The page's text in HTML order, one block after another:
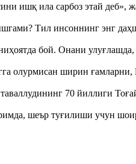
ишқ ила сарбоз этай деб»,
Тил инсоннинг энг
бой. Онани
олурмисан ширин
70 йиллиги
шеър туғилиши учун